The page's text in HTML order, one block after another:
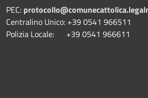
PEC:
Centralino Unico: +39 0541 966511
Polizia Locale: +39 0541 966611